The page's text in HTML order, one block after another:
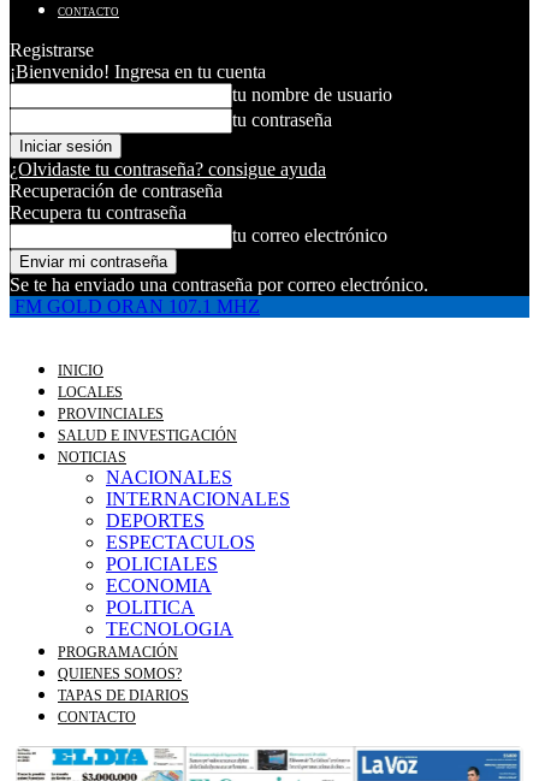
CONTACTO
Registrarse
¡Bienvenido! Ingresa en tu cuenta
tu nombre de usuario
tu contraseña
¿Olvidaste tu contraseña? consigue ayuda
Recuperación de contraseña
Recupera tu contraseña
tu correo electrónico
Se te ha enviado una contraseña por correo electrónico.
FM GOLD ORAN 107.1 MHZ
INICIO
LOCALES
PROVINCIALES
SALUD E INVESTIGACIÓN
NOTICIAS
NACIONALES
INTERNACIONALES
DEPORTES
ESPECTACULOS
POLICIALES
ECONOMIA
POLITICA
TECNOLOGIA
PROGRAMACIÓN
QUIENES SOMOS?
TAPAS DE DIARIOS
CONTACTO